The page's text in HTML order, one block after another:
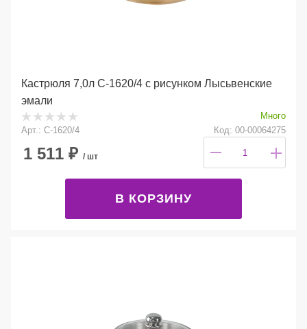
Кастрюля 7,0л С-1620/4 с рисунком Лысьвенские
эмали
Много
Арт.: С-1620/4
Код: 00-00064275
1 511 ₽ / шт
В КОРЗИНУ